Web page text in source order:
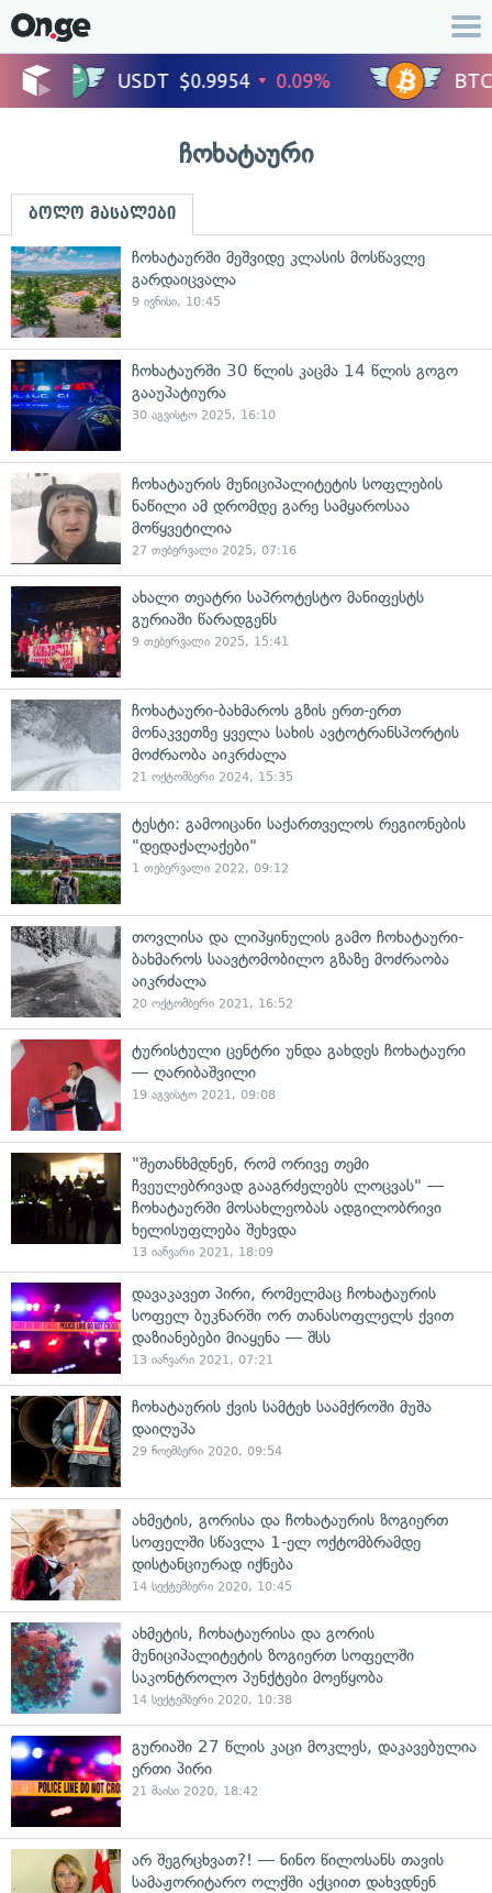
ჩოხატაური
ბოლო მასალები
ჩოხატაურში მეშვიდე კლასის მოსწავლე
გარდაიცვალა
9 ივნისი, 10:45
ჩოხატაურში 30 წლის კაცმა 14 წლის გოგო
გააუპატიურა
30 აგვისტო 2025, 16:10
ჩოხატაურის მუნიციპალიტეტის სოფლების
ნაწილი ამ დრომდე გარე სამყაროსაა
მოწყვეტილია
27 თებერვალი 2025, 07:16
ახალი თეატრი საპროტესტო მანიფესტს
გურიაში წარადგენს
9 თებერვალი 2025, 15:41
ჩოხატაური-ბახმაროს გზის ერთ-ერთ
მონაკვეთზე ყველა სახის ავტოტრანსპორტის
მოძრაობა აიკრძალა
21 ოქტომბერი 2024, 15:35
ტესტი: გამოიცანი საქართველოს რეგიონების
"დედაქალაქები"
1 თებერვალი 2022, 09:12
თოვლისა და ლიპყინულის გამო ჩოხატაური-
ბახმაროს საავტომობილო გზაზე მოძრაობა
აიკრძალა
20 ოქტომბერი 2021, 16:52
ტურისტული ცენტრი უნდა გახდეს ჩოხატაური
— ღარიბაშვილი
19 აგვისტო 2021, 09:08
"შეთანხმდნენ, რომ ორივე თემი
ჩვეულებრივად გააგრძელებს ლოცვას" —
ჩოხატაურში მოსახლეობას ადგილობრივი
ხელისუფლება შეხვდა
13 იანვარი 2021, 18:09
დავაკავეთ პირი, რომელმაც ჩოხატაურის
სოფელ ბუკნარში ორ თანასოფლელს ქვით
დაზიანებები მიაყენა — შსს
13 იანვარი 2021, 07:21
ჩოხატაურის ქვის სამტეხ საამქროში მუშა
დაიღუპა
29 ნოემბერი 2020, 09:54
ახმეტის, გორისა და ჩოხატაურის ზოგიერთ
სოფელში სწავლა 1-ელ ოქტომბრამდე
დისტანციურად იქნება
14 სექტემბერი 2020, 10:45
ახმეტის, ჩოხატაურისა და გორის
მუნიციპალიტეტის ზოგიერთ სოფელში
საკონტროლო პუნქტები მოეწყობა
14 სექტემბერი 2020, 10:38
გურიაში 27 წლის კაცი მოკლეს, დაკავებულია
ერთი პირი
21 მაისი 2020, 18:42
არ შეგრცხვათ?! — ნინო წილოსანს თავის
სამაჟორიტარო ოლქში აქციით დახვდნენ